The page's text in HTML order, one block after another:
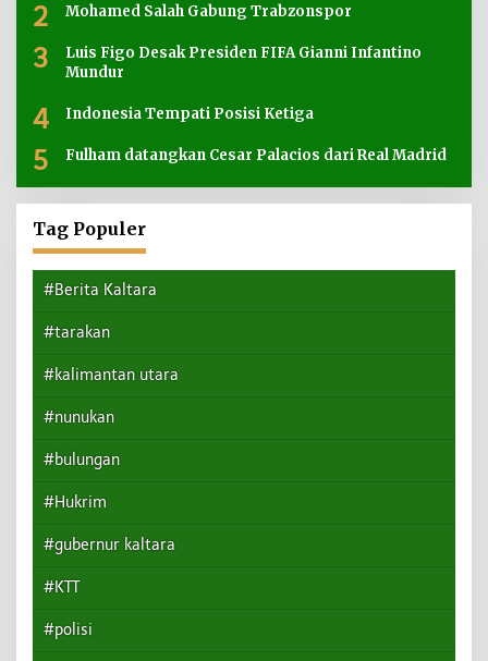
2 Mohamed Salah Gabung Trabzonspor
3
Luis Figo Desak Presiden FIFA Gianni Infantino
Mundur
4 Indonesia Tempati Posisi Ketiga
5 Fulham datangkan Cesar Palacios dari Real Madrid
Tag Populer
#Berita Kaltara
#tarakan
#kalimantan utara
#nunukan
#bulungan
#Hukrim
#gubernur kaltara
#KTT
#polisi